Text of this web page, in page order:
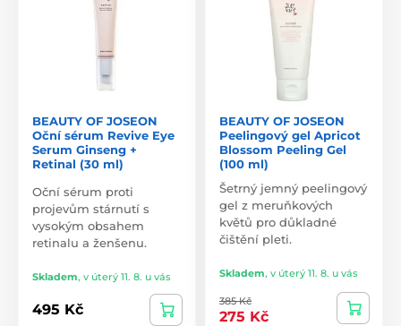
BEAUTY OF JOSEON
Oční sérum Revive Eye
Serum Ginseng +
Retinal (30 ml)
Oční sérum proti
projevům stárnutí s
vysokým obsahem
retinalu a ženšenu.
Skladem, v úterý 11. 8. u vás
495 Kč
BEAUTY OF JOSEON
Peelingový gel Apricot
Blossom Peeling Gel
(100 ml)
Šetrný jemný peelingový
gel z meruňkových
květů pro důkladné
čištění pleti.
Skladem, v úterý 11. 8. u vás
385 Kč
275 Kč